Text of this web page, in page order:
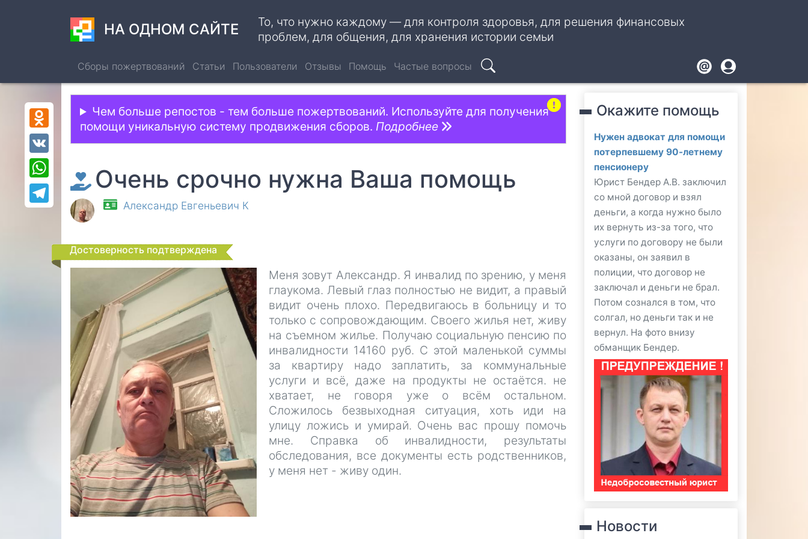
НА ОДНОМ САЙТЕ
То, что нужно каждому — для контроля здоровья, для решения финансовых
проблем, для общения, для хранения истории семьи
Сборы пожертвований Статьи Пользователи Отзывы Помощь Частые вопросы
Поиск Footer
User
account
menu
Чем больше репостов - тем больше пожертвований. Используйте для получения
помощи уникальную систему продвижения сборов. Подробнее
Очень срочно нужна Ваша помощь
Александр Евгеньевич К
Достоверность подтверждена
Меня зовут Александр. Я инвалид по зрению, у меня
глаукома. Левый глаз полностью не видит, а правый
видит очень плохо. Передвигаюсь в больницу и то
только с сопровождающим. Своего жилья нет, живу
на съемном жилье. Получаю социальную пенсию по
инвалидности 14160 руб. С этой маленькой суммы
за квартиру надо заплатить, за коммунальные
услуги и всё, даже на продукты не остаётся. не
хватает, не говоря уже о всём остальном.
Сложилось безвыходная ситуация, хоть иди на
улицу ложись и умирай. Очень вас прошу помочь
мне. Справка об инвалидности, результаты
обследования, все документы есть родственников,
у меня нет - живу один.
Odnoklassniki
WhatsApp
Telegram
Окажите помощь
Нужен адвокат для помощи
потерпевшему 90-летнему
пенсионеру
Юрист Бендер А.В. заключил
со мной договор и взял
деньги, а когда нужно было
их вернуть из-за того, что
услуги по договору не были
оказаны, он заявил в
полиции, что договор не
заключал и деньги не брал.
Потом сознался в том, что
солгал, но деньги так и не
вернул. На фото внизу
обманщик Бендер.
Новости